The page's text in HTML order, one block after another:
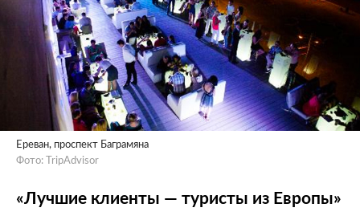
Ереван, проспект Баграмяна
Фото: TripAdvisor
«Лучшие клиенты — туристы из Европы»